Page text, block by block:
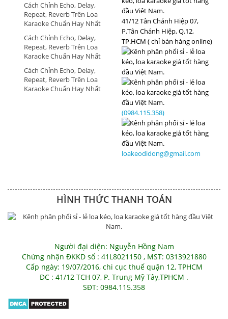
Cách Chỉnh Echo, Delay,
Repeat, Reverb Trên Loa
Karaoke Chuẩn Hay Nhất
Cách Chỉnh Echo, Delay,
Repeat, Reverb Trên Loa
Karaoke Chuẩn Hay Nhất
Cách Chỉnh Echo, Delay,
Repeat, Reverb Trên Loa
Karaoke Chuẩn Hay Nhất
41/12 Tân Chánh Hiệp 07,
P.Tân Chánh Hiệp, Q.12,
TP.HCM ( chỉ bán hàng online)
(0984.115.358)
loakeodidong@gmail.com
HÌNH THỨC THANH TOÁN
Người đại diện: Nguyễn Hồng Nam
Chứng nhận ĐKKD số : 41L8021150 , MST: 0313921880
Cấp ngày: 19/07/2016, chi cục thuế quận 12, TPHCM
ĐC : 41/12 TCH 07, P. Trung Mỹ Tây,TPHCM .
SĐT: 0984.115.358